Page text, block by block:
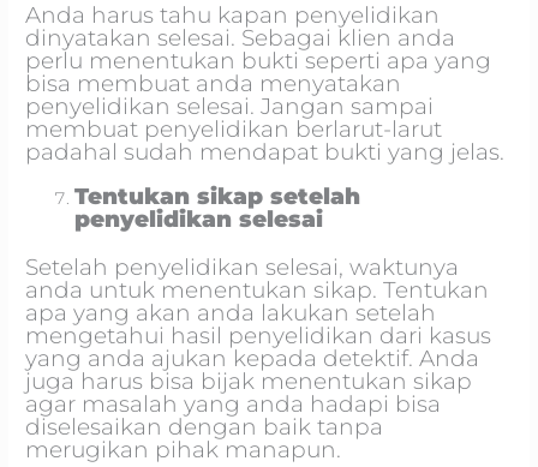
Anda harus tahu kapan penyelidikan
dinyatakan selesai. Sebagai klien anda
perlu menentukan bukti seperti apa yang
bisa membuat anda menyatakan
penyelidikan selesai. Jangan sampai
membuat penyelidikan berlarut-larut
padahal sudah mendapat bukti yang jelas.
Tentukan sikap setelah
penyelidikan selesai
Setelah penyelidikan selesai, waktunya
anda untuk menentukan sikap. Tentukan
apa yang akan anda lakukan setelah
mengetahui hasil penyelidikan dari kasus
yang anda ajukan kepada detektif. Anda
juga harus bisa bijak menentukan sikap
agar masalah yang anda hadapi bisa
diselesaikan dengan baik tanpa
merugikan pihak manapun.